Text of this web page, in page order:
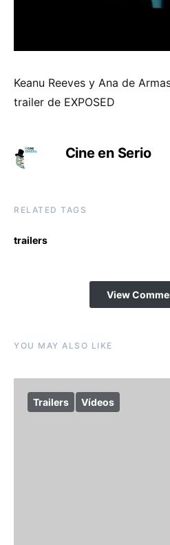
Keanu Reeves y Ana de
trailer de EXPOSED
Cine en Serio
RELATED TAGS
trailers
View
YOU MAY ALSO LIKE
Trailers Vídeos